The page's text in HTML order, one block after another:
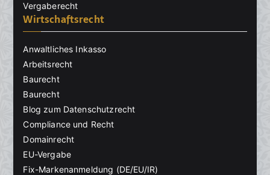
Vergaberecht
Wirtschaftsrecht
Anwaltliches Inkasso
Arbeitsrecht
Baurecht
Baurecht
Blog zum Datenschutzrecht
Compliance und Recht
Domainrecht
EU-Vergabe
Fix-Markenanmeldung (DE/EU/IR)